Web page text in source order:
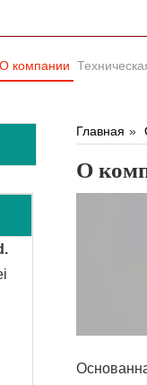
О компании
Главная
О